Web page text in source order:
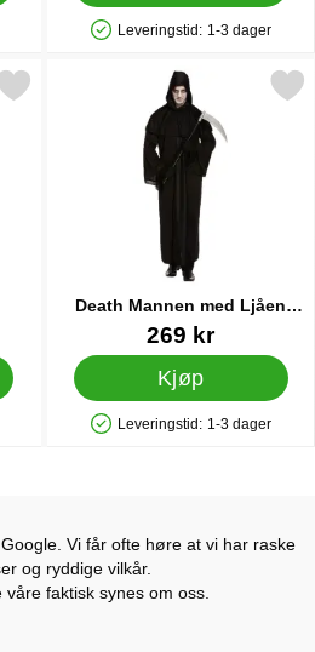
Produkttilgjengelighet: På lager
Leveringstid: 1-3 dager
som favoritt
Death Mannen med Ljåen
Kostyme
Varenummer 38650
269 kr
Kjøp
Produkttilgjengelighet: På lager
Leveringstid: 1-3 dager
Merk death Mannen med
Vi får ofte høre at vi har raske
og ryddige vilkår.
faktisk synes om oss.